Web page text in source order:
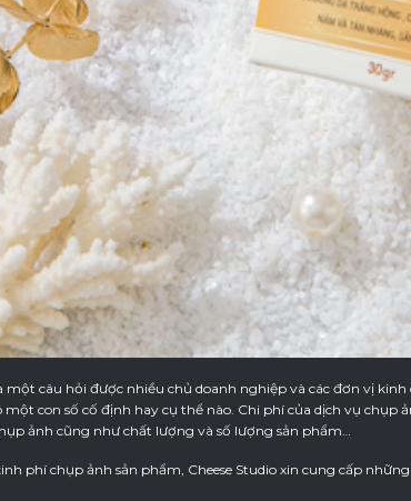
một câu hỏi được nhiều chủ doanh nghiệp và các đơn vị
con số cố định hay cụ thể nào. Chi phí của dịch vụ chụp
ảnh cũng như chất lượng và số lượng sản phẩm…
phí chụp ảnh sản phẩm, Cheese Studio xin cung cấp